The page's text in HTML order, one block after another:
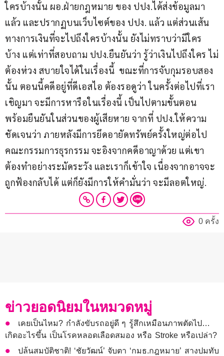
ใครบ้างนั้น ผอ.ฝ่ายกฎหมาย ของ ปปง.ได้ส่งข้อมูลมา
แล้ว และปรากฏบนเว็บไซต์ของ ปปง. แล้ว แต่ส่วนเส้น
ทางการเงินที่จะไปถึงใครบ้างนั้น ยังไม่ทราบว่ามีใคร
บ้าง แต่เท่าที่สอบถาม ปปง.ยืนยันว่า รู้ว่าเงินไปถึงใคร ไม่
ต้องห่วง สบายใจได้ในเรื่องนี้  ขณะที่การจับกุมรอบสอง
นั้น ตอนนี้คดีอยู่ที่ดีเอสไอ ต้องรอดูว่า ในครั้งต่อไปที่เรา
เชิญมา จะมีการหารือในเรื่องนี้ เป็นไปตามขั้นตอน
พร้อมยืนยันในส่วนของผู้เสียหาย จากที่ ปปง.ให้ความ
ชัดเจนว่า ภายหลังมีการยึดอายัดทรัพย์ครั้งใหญ่ต่อไป
คณะกรรมการธุรกรรม จะอิงจากคดีอาญาด้วย แต่เขา
ต้องทำอย่างระมัดระวัง และเราก็เข้าใจ เนื่องจากอาจจะ
ถูกฟ้องกลับได้ แต่ก็ยังมีการให้คำมั่นว่า จะมีลอตใหญ่.
0 ครั้ง
ข่าวยอดนิยมในหมวดหมู่
เคยเป็นไหม? กำลังขับรถอยู่ดี ๆ รู้สึกเหมือนภาพตัดไป…
เกิดอะไรขึ้น เป็นโรคหลอดเลือดสมอง หรือ Stroke หรือเปล่า?
ปล้นสมบัติชาติ! ‘ชัยวัฒน์’ จับตา ‘กมธ.กฎหมาย’ สางปมทับ